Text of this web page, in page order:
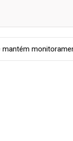
Geral